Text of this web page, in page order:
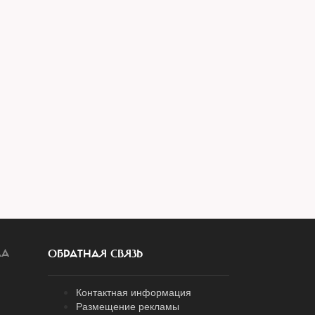
ОБРАТНАЯ СВЯЗЬ
Контактная информация
Размещение рекламы